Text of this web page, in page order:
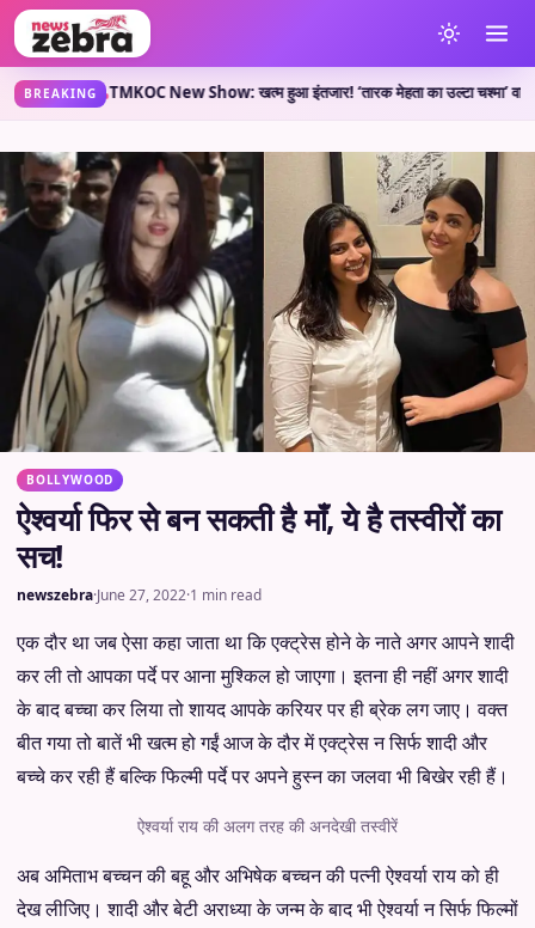
BREAKING
कहती है?•TMKOC New Show: खत्म हुआ इंतजार! ‘तारक मेहता का उल्टा चश्मा’ वाले
BOLLYWOOD
ऐश्वर्या फिर से बन सकती है माँ, ये है तस्वीरों का
सच!
newszebra·June 27, 2022·1 min read
एक दौर था जब ऐसा कहा जाता था कि एक्ट्रेस होने के नाते अगर आपने शादी
कर ली तो आपका पर्दे पर आना मुश्किल हो जाएगा। इतना ही नहीं अगर शादी
के बाद बच्चा कर लिया तो शायद आपके करियर पर ही ब्रेक लग जाए। वक्त
बीत गया तो बातें भी खत्म हो गईं आज के दौर में एक्ट्रेस न सिर्फ शादी और
बच्चे कर रही हैं बल्कि फिल्मी पर्दे पर अपने हुस्न का जलवा भी बिखेर रही हैं।
ऐश्वर्या राय की अलग तरह की अनदेखी तस्वीरें
अब अमिताभ बच्चन की बहू और अभिषेक बच्चन की पत्नी ऐश्वर्या राय को ही
देख लीजिए। शादी और बेटी अराध्या के जन्म के बाद भी ऐश्वर्या न सिर्फ फिल्मों